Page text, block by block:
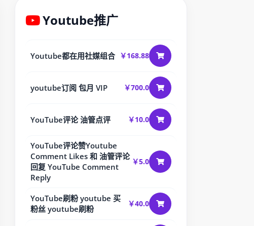
Youtube推广
Youtube都在用社媒组合 ￥168.88
youtube订阅 包月 VIP ￥700.0
YouTube评论 油管点评 ￥10.0
YouTube评论赞Youtube
Comment Likes 和 油管评论
回复 YouTube Comment
Reply
￥5.0
YouTube刷粉 youtube 买
粉丝 youtube刷粉
￥40.0